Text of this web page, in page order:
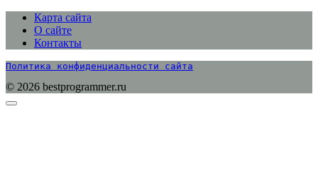
Карта сайта
О сайте
Контакты
Политика конфиденциальности сайта
© 2026 bestprogrammer.ru